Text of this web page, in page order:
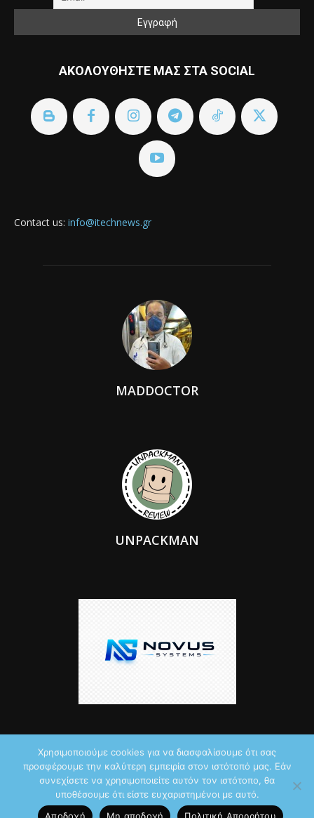
ΑΚΟΛΟΥΘΗΣΤΕ ΜΑΣ ΣΤΑ SOCIAL
Contact us: info@itechnews.gr
MADDOCTOR
UNPACKMAN
© 2026 by iTechNews.gr
Maddoctor dreamed it, Unpackman made it reality,Novus Systems
Χρησιμοποιούμε cookies για να διασφαλίσουμε ότι σας
προσφέρουμε την καλύτερη εμπειρία στον ιστότοπό μας. Εάν
συνεχίσετε να χρησιμοποιείτε αυτόν τον ιστότοπο, θα
υποθέσουμε ότι είστε ευχαριστημένοι με αυτό.
Αποδοχή
Μη αποδοχή Πολιτική Aπορρήτου